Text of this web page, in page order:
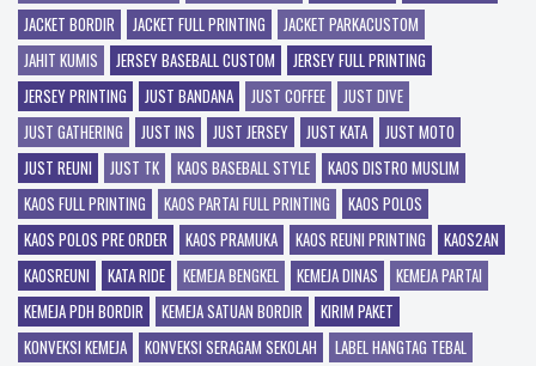
JACKET BORDIR
JACKET FULL PRINTING
JACKET PARKACUSTOM
JAHIT KUMIS
JERSEY BASEBALL CUSTOM
JERSEY FULL PRINTING
JERSEY PRINTING
JUST BANDANA JUST COFFEE
JUST DIVE
JUST GATHERING
JUST INS JUST JERSEY JUST KATA
JUST MOTO
JUST REUNI
JUST TK KAOS BASEBALL STYLE
KAOS DISTRO MUSLIM
KAOS FULL PRINTING
KAOS PARTAI FULL PRINTING
KAOS POLOS
KAOS POLOS PRE ORDER
KAOS PRAMUKA KAOS REUNI PRINTING
KAOS2AN
KAOSREUNI
KATA RIDE KEMEJA BENGKEL KEMEJA DINAS
KEMEJA PARTAI
KEMEJA PDH BORDIR
KEMEJA SATUAN BORDIR
KIRIM PAKET
KONVEKSI KEMEJA
KONVEKSI SERAGAM SEKOLAH
LABEL HANGTAG TEBAL